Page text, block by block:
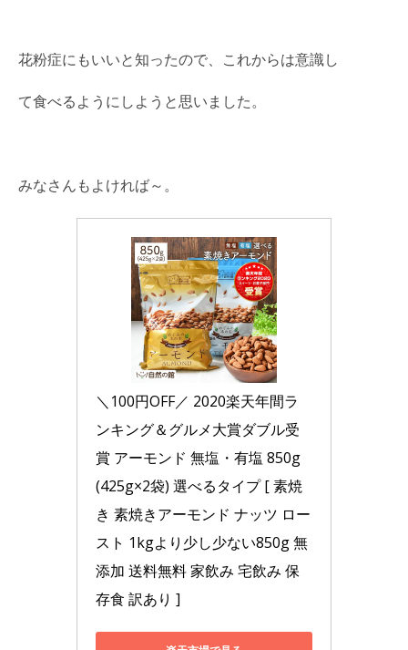
花粉症にもいいと知ったので、これからは意識し
て食べるようにしようと思いました。
みなさんもよければ～。
＼100円OFF／ 2020楽天年間ラ
ンキング＆グルメ大賞ダブル受
賞 アーモンド 無塩・有塩 850g
(425g×2袋) 選べるタイプ [ 素焼
き 素焼きアーモンド ナッツ ロー
スト 1kgより少し少ない850g 無
添加 送料無料 家飲み 宅飲み 保
存食 訳あり ]